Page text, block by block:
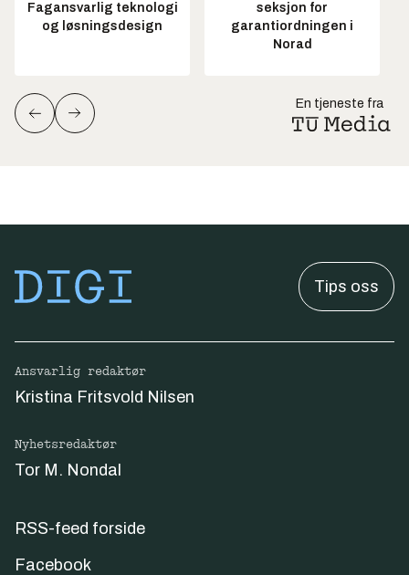
Fagansvarlig teknologi
og løsningsdesign
seksjon for
garantiordningen i
Norad
En tjeneste fra
Tips oss
Ansvarlig redaktør
Kristina Fritsvold Nilsen
Nyhetsredaktør
Tor M. Nondal
RSS-feed forside
Facebook